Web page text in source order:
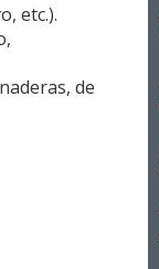
etc.).
de